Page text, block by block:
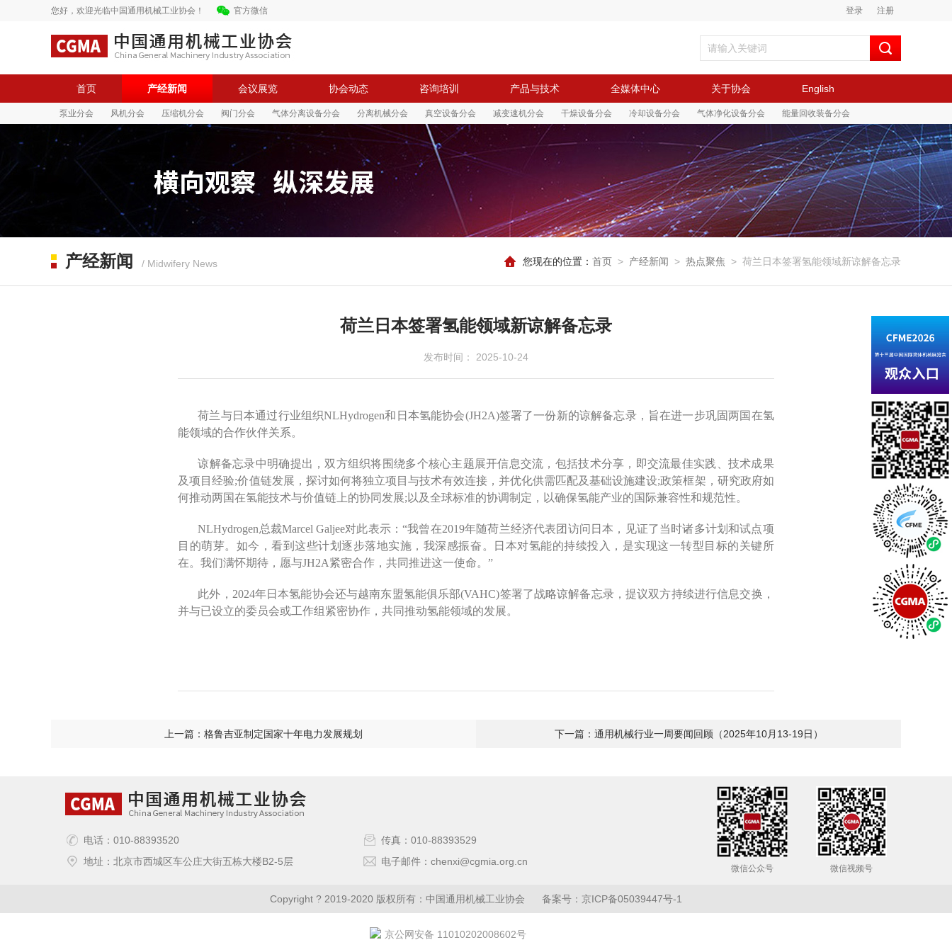
您好，欢迎光临中国通用机械工业协会！ 官方微信 登录 注册
首页 产经新闻 会议展览 协会动态 咨询培训 产品与技术 全媒体中心 关于协会 English
泵业分会 风机分会 压缩机分会 阀门分会 气体分离设备分会 分离机械分会 真空设备分会 减变速机分会 干燥设备分会 冷却设备分会 气体净化设备分会 能量回收装备分会
中国通用机械工业协会
产经新闻 / Midwifery News 您现在的位置： 首页 > 产经新闻 > 热点聚焦 > 荷兰日本签署氢能领域新谅解备忘录
荷兰日本签署氢能领域新谅解备忘录
发布时间： 2025-10-24
荷兰与日本通过行业组织NLHydrogen和日本氢能协会(JH2A)签署了一份新的谅解备忘录，旨在进一步巩固两国在氢
能领域的合作伙伴关系。
谅解备忘录中明确提出，双方组织将围绕多个核心主题展开信息交流，包括技术分享，即交流最佳实践、技术成果
及项目经验;价值链发展，探讨如何将独立项目与技术有效连接，并优化供需匹配及基础设施建设;政策框架，研究政府如
何推动两国在氢能技术与价值链上的协同发展;以及全球标准的协调制定，以确保氢能产业的国际兼容性和规范性。
NLHydrogen总裁Marcel Galjee对此表示：“我曾在2019年随荷兰经济代表团访问日本，见证了当时诸多计划和试点项
目的萌芽。如今，看到这些计划逐步落地实施，我深感振奋。日本对氢能的持续投入，是实现这一转型目标的关键所
在。我们满怀期待，愿与JH2A紧密合作，共同推进这一使命。”
此外，2024年日本氢能协会还与越南东盟氢能俱乐部(VAHC)签署了战略谅解备忘录，提议双方持续进行信息交换，
并与已设立的委员会或工作组紧密协作，共同推动氢能领域的发展。
上一篇：格鲁吉亚制定国家十年电力发展规划 下一篇：通用机械行业一周要闻回顾（2025年10月13-19日）
电话：010-88393520
传真：010-88393529
地址：北京市西城区车公庄大街五栋大楼B2-5层
电子邮件：chenxi@cgmia.org.cn
微信公众号 微信视频号
Copyright ? 2019-2020 版权所有：中国通用机械工业协会 备案号： 京ICP备05039447号-1
京公网安备 11010202008602号